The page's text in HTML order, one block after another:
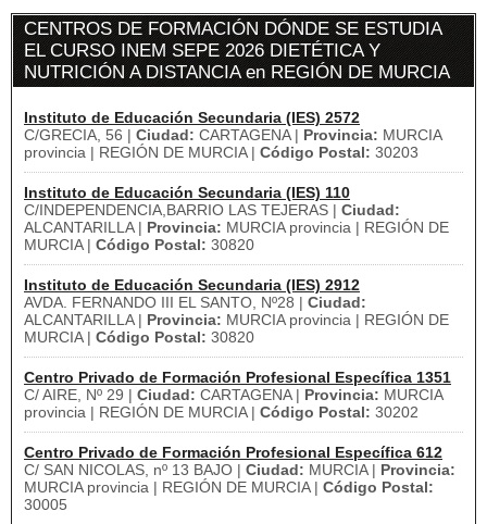
CENTROS DE FORMACIÓN DÓNDE SE ESTUDIA
EL CURSO INEM SEPE 2026 DIETÉTICA Y
NUTRICIÓN A DISTANCIA en REGIÓN DE MURCIA
Instituto de Educación Secundaria (IES) 2572
C/GRECIA, 56 | Ciudad: CARTAGENA | Provincia: MURCIA
provincia | REGIÓN DE MURCIA | Código Postal: 30203
Instituto de Educación Secundaria (IES) 110
C/INDEPENDENCIA,BARRIO LAS TEJERAS | Ciudad:
ALCANTARILLA | Provincia: MURCIA provincia | REGIÓN DE
MURCIA | Código Postal: 30820
Instituto de Educación Secundaria (IES) 2912
AVDA. FERNANDO III EL SANTO, Nº28 | Ciudad:
ALCANTARILLA | Provincia: MURCIA provincia | REGIÓN DE
MURCIA | Código Postal: 30820
Centro Privado de Formación Profesional Específica 1351
C/ AIRE, Nº 29 | Ciudad: CARTAGENA | Provincia: MURCIA
provincia | REGIÓN DE MURCIA | Código Postal: 30202
Centro Privado de Formación Profesional Específica 612
C/ SAN NICOLAS, nº 13 BAJO | Ciudad: MURCIA | Provincia:
MURCIA provincia | REGIÓN DE MURCIA | Código Postal:
30005